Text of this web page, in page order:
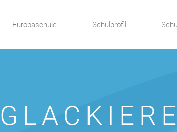
Europaschule Schulprofil